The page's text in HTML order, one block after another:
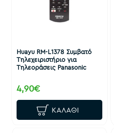
Huayu RM-L1378 Συμβατό
Τηλεχειριστήριο για
Τηλεοράσεις Panasonic
4,90€
ΚΑΛΆΘΙ